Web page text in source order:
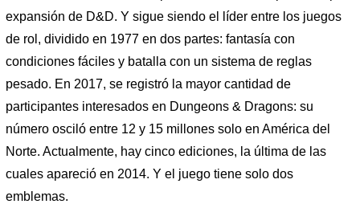
expansión de D&D. Y sigue siendo el líder entre los juegos
de rol, dividido en 1977 en dos partes: fantasía con
condiciones fáciles y batalla con un sistema de reglas
pesado. En 2017, se registró la mayor cantidad de
participantes interesados ​​​​en Dungeons & Dragons: su
número osciló entre 12 y 15 millones solo en América del
Norte. Actualmente, hay cinco ediciones, la última de las
cuales apareció en 2014. Y el juego tiene solo dos
emblemas.